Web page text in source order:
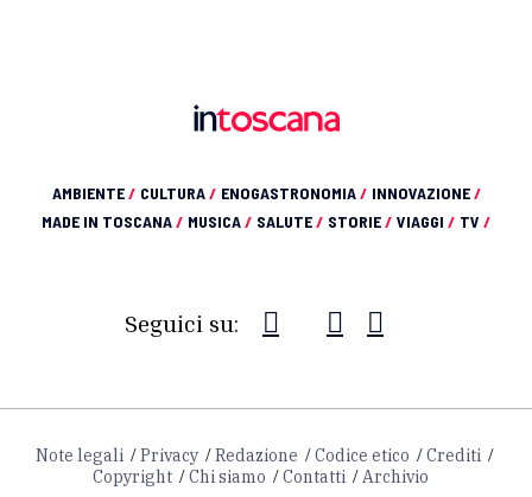
AMBIENTE/ CULTURA/ ENOGASTRONOMIA/ INNOVAZIONE/
MADE IN TOSCANA/ MUSICA/ SALUTE/ STORIE/ VIAGGI / TV /
Seguici su:
Note legali Privacy Redazione Codice etico
Crediti
Copyright
Chi siamo Contatti Archivio